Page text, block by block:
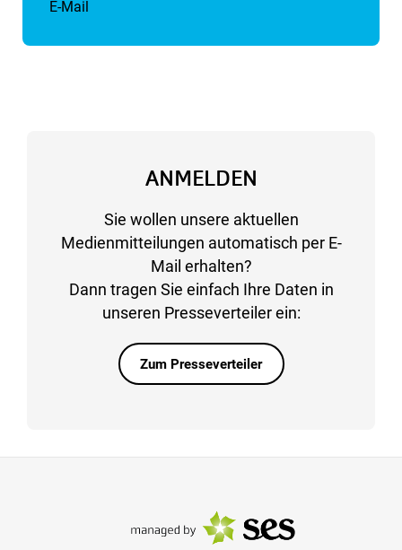
E-Mail
ANMELDEN
Sie wollen unsere aktuellen
Medienmitteilungen automatisch per E-
Mail erhalten?
Dann tragen Sie einfach Ihre Daten in
unseren Presseverteiler ein:
Zum Presseverteiler